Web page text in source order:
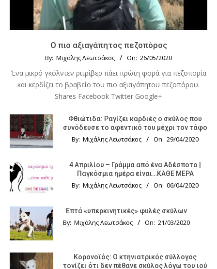
Ο πιο αξιαγάπητος πεζοπόρος
By: Μιχάλης Λεωτσάκος On: 26/05/2020
Ένα μικρό γκόλντεν ριτρίβερ πάει πρώτη φορά για πεζοπορία
και κερδίζει το βραβείο του πιο αξιαγάπητου πεζοπόρου.
Shares Facebook Twitter Google+
Φθιώτιδα: Ραγίζει καρδιές ο σκύλος που
συνόδευσε το αφεντικό του μέχρι τον τάφο
By: Μιχάλης Λεωτσάκος On: 29/04/2020
4 Απριλίου – Γράμμα από ένα Αδέσποτο |
Παγκόσμια ημέρα είναι…ΚΑΘΕ ΜΕΡΑ
By: Μιχάλης Λεωτσάκος On: 06/04/2020
Επτά «υπερκινητικές» φυλές σκύλων
By: Μιχάλης Λεωτσάκος On: 21/03/2020
Κορονοϊός: Ο κτηνιατρικός σύλλογος
τονίζει ότι δεν πέθανε σκύλος λόγω του ιού